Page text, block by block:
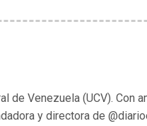
de Venezuela (UCV). Con
y directora de